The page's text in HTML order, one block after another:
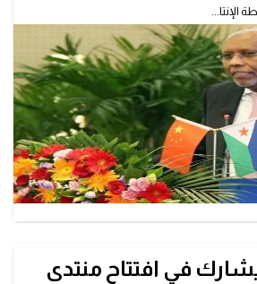
الإنتا...
يشارك في افتتاح منتدى